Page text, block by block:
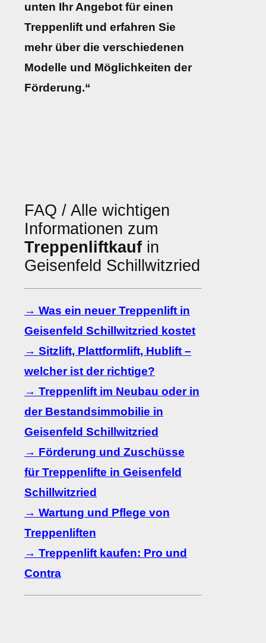
unten Ihr Angebot für einen
Treppenlift und erfahren Sie
mehr über die verschiedenen
Modelle und Möglichkeiten der
Förderung.“
FAQ / Alle wichtigen
Informationen zum
Treppenliftkauf in
Geisenfeld Schillwitzried
→ Was ein neuer Treppenlift in
Geisenfeld Schillwitzried kostet
→ Sitzlift, Plattformlift, Hublift –
welcher ist der richtige?
→ Treppenlift im Neubau oder in
der Bestandsimmobilie in
Geisenfeld Schillwitzried
→ Förderung und Zuschüsse
für Treppenlifte in Geisenfeld
Schillwitzried
→ Wartung und Pflege von
Treppenliften
→ Treppenlift kaufen: Pro und
Contra